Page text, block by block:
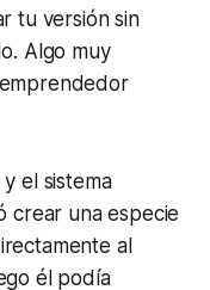
tu versión sin
Algo muy
el sistema
crear una especie
al
él podía